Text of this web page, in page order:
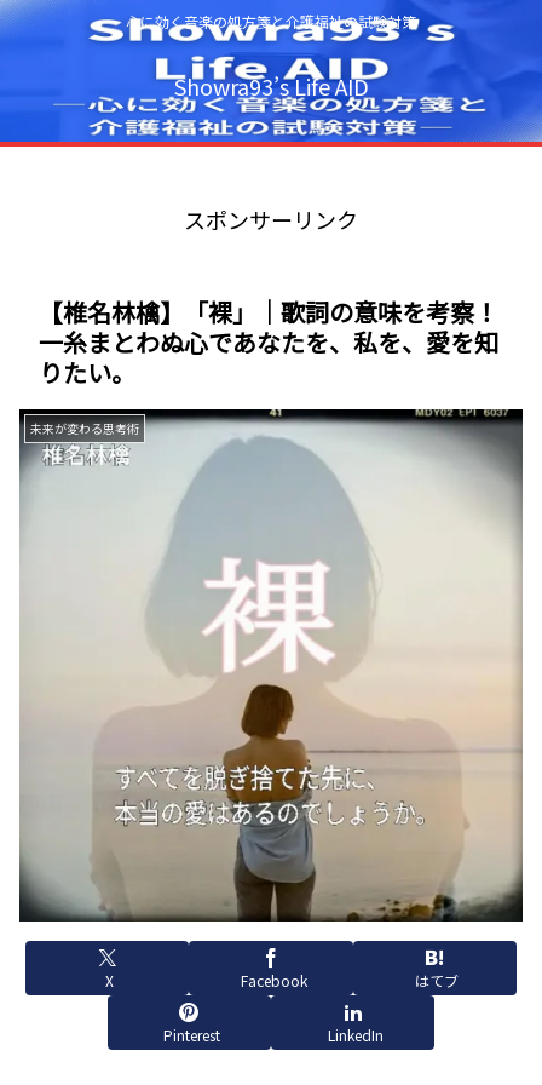
心に効く音楽の処方箋と介護福祉の試験対策
Showra93’s Life AID
スポンサーリンク
【椎名林檎】「裸」｜歌詞の意味を考察！
一糸まとわぬ心であなたを、私を、愛を知
りたい。
未来が変わる思考術
X Facebook はてブ
Pinterest LinkedIn